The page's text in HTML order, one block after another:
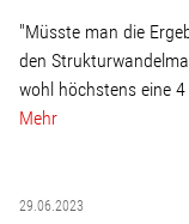
"Müsste man die
den
wohl höchstens eine
Mehr
29.06.2023